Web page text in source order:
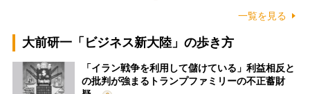
一覧を見る
大前研一「ビジネス新大陸」の歩き方
「イラン戦争を利用して儲けている」利益相反と
の批判が強まるトランプファミリーの不正蓄財